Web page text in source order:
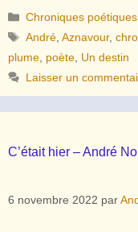
Catégories
Chroniques poétiques
Étiquettes
André ,Aznavour,
plume poète Un destin
Laisser un
C’était hier – André
6 novembre 2022 par